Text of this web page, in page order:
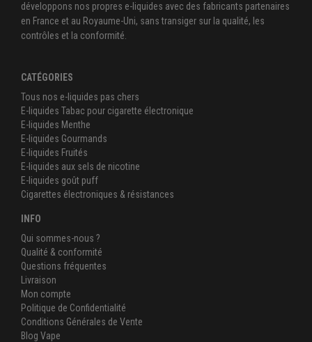
développons nos propres e-liquides avec des fabricants partenaires
en France et au Royaume-Uni, sans transiger sur la qualité, les
contrôles et la conformité.
CATÉGORIES
Tous nos e-liquides pas chers
E-liquides Tabac pour cigarette électronique
E-liquides Menthe
E-liquides Gourmands
E-liquides Fruités
E-liquides aux sels de nicotine
E-liquides goût puff
Cigarettes électroniques & résistances
INFO
Qui sommes-nous ?
Qualité & conformité
Questions fréquentes
Livraison
Mon compte
Politique de Confidentialité
Conditions Générales de Vente
Blog Vape